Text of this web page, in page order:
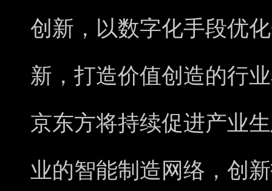
创新，以数字化手段优
新，打造价值创造的行
京东方将持续促进产业
业的智能制造网络，创